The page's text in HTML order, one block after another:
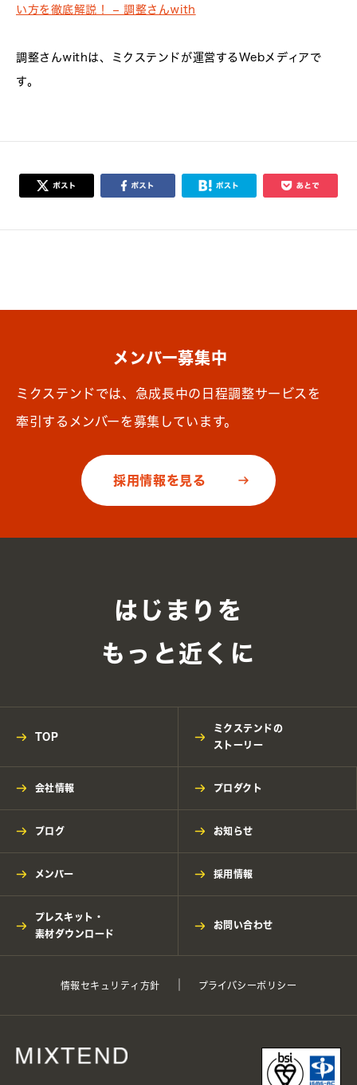
い方を徹底解説！ – 調整さんwith
調整さんwithは、ミクステンドが運営するWebメディアで
す。
メンバー募集中
ミクステンドでは、急成長中の日程調整サービスを
牽引するメンバーを募集しています。
採用情報を見る
はじまりを
もっと近くに
TOP
ミクステンドの
ストーリー
会社情報 プロダクト
ブログ お知らせ
メンバー 採用情報
プレスキット・
素材ダウンロード
お問い合わせ
情報セキュリティ方針 プライバシーポリシー